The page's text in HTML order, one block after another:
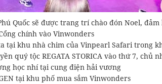
Quốc sẽ được trang trí chào đón Noel,
chính vào Vinwonders
tại khu nhà chim của Vinpearl Safari trong
quý tộc REGATA STORICA vào thứ 7, chủ
học nhí tại cung điện hải vương
tại khu phố mua sắm Vinwonders